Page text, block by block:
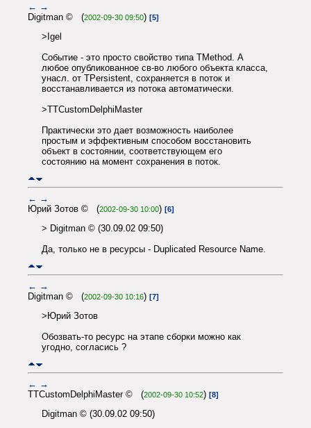
← →
Digitman © (2002-09-30 09:50) [5]
>Igel
Событие - это просто свойство типа TMethod. А
любое опубликованное св-во любого объекта класса,
унасл. от TPersistent, сохраняется в поток и
восстанавливается из потока автоматически.
>TTCustomDelphiMaster
Практически это дает возможность наиболее
простым и эффективным способом восстановить
объект в состоянии, соответствующем его
состоянию на момент сохранения в поток.
← →
Юрий Зотов © (2002-09-30 10:00) [6]
> Digitman © (30.09.02 09:50)
Да, только не в ресурсы - Duplicated Resource Name.
← →
Digitman © (2002-09-30 10:16) [7]
>Юрий Зотов
Обозвать-то ресурс на этапе сборки можно как
угодно, согласись ?
← →
TTCustomDelphiMaster © (2002-09-30 10:52) [8]
Digitman © (30.09.02 09:50)